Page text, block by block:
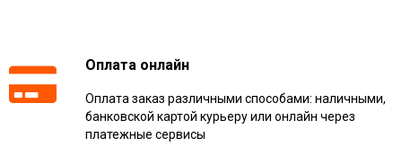
Оплата онлайн
Оплата заказ различными способами: наличными,
банковской картой курьеру или онлайн через
платежные сервисы